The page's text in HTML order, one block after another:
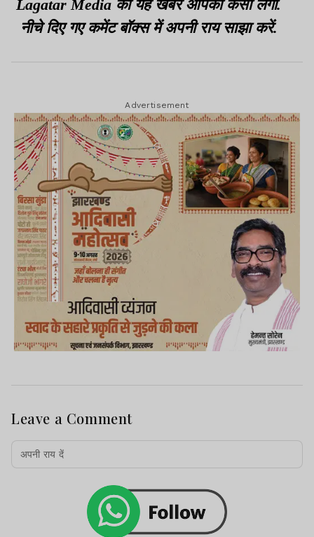
Lagatar Media की यह खबर आपको कैसी लगी.
नीचे दिए गए कमेंट बॉक्स में अपनी राय साझा करें.
Advertisement
Leave a Comment